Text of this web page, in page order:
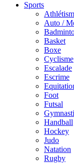
Sports
Auto /
Basket
Boxe
Cyclisme
Escalade
Escrime
Foot
Futsal
Handball
Hockey
Judo
Natation
Rugby